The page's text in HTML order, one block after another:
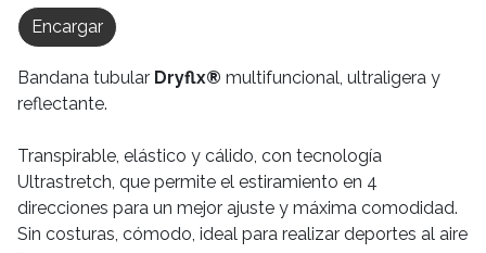
Encargar
Bandana tubular Dryflx® multifuncional, ultraligera y
reflectante.
Transpirable, elástico y cálido, con tecnología
Ultrastretch, que permite el estiramiento en 4
direcciones para un mejor ajuste y máxima comodidad.
Sin costuras, cómodo, ideal para realizar deportes al aire